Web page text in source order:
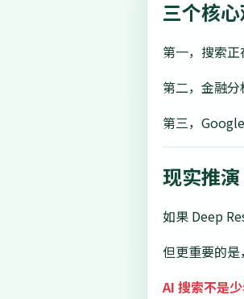
三个核
第一，搜索
第二，金融分
第三，
现实推演
如果 Deep
但更重要的是
AI 搜索不是